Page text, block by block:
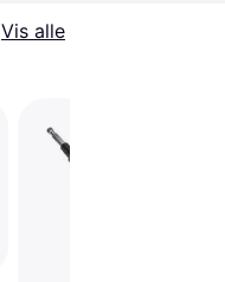
Vis alle